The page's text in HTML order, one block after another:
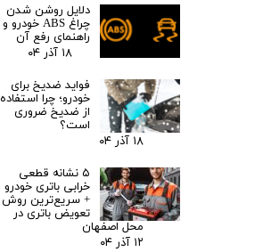
دلایل روشن شدن
چراغ ABS خودرو و
راهنمای رفع آن
۱۸ آذر ۰۴
فواید ضدیخ برای
خودرو؛ چرا استفاده
از ضدیخ ضروری
است؟
۱۸ آذر ۰۴
۵ نشانه قطعی
خرابی باتری خودرو
+ سریع‌ترین روش
تعویض باتری در
محل اصفهان
۱۲ آذر ۰۴